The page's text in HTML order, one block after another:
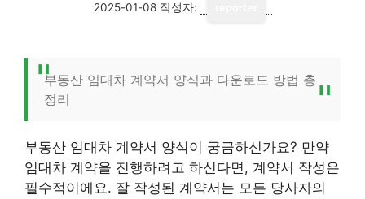
2025-01-08 작성자:
부동산 임대차 계약서 양식과 다운로드 방법 총
정리
부동산 임대차 계약서 양식이 궁금하신가요? 만약
임대차 계약을 진행하려고 하신다면, 계약서 작성은
필수적이에요. 잘 작성된 계약서는 모든 당사자의